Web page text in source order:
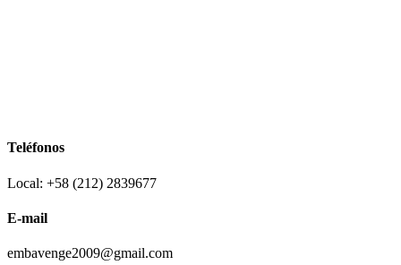
Teléfonos
Local: +58 (212) 2839677
E-mail
embavenge2009@gmail.com